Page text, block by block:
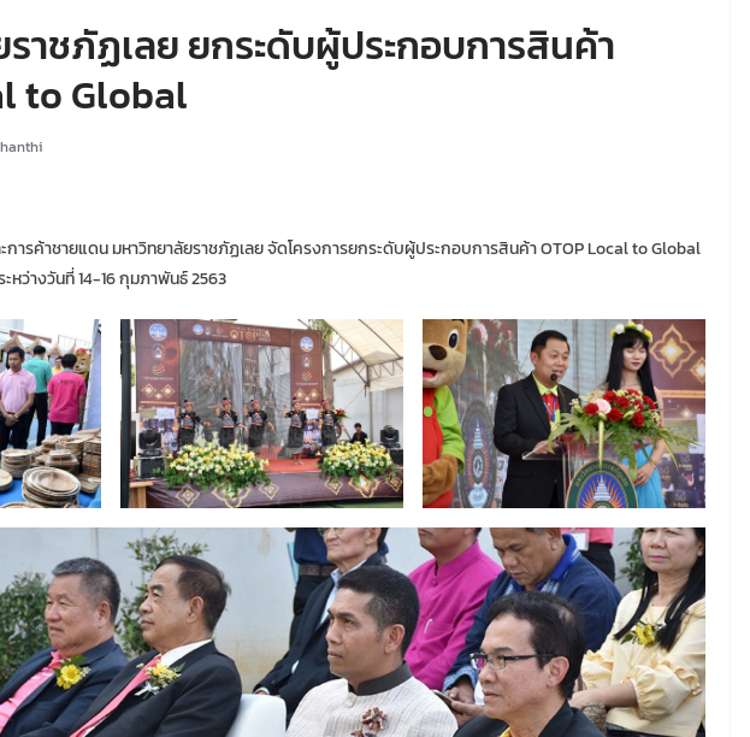
าชภัฏเลย ยกระดับผู้ประกอบการสินค้า
to Global
ารค้าชายแดน มหาวิทยาลัยราชภัฏเลย จัดโครงการยกระดับผู้ประกอบการสินค้า OTOP Local to Global
หว่างวันที่ 14-16 กุมภาพันธ์ 2563